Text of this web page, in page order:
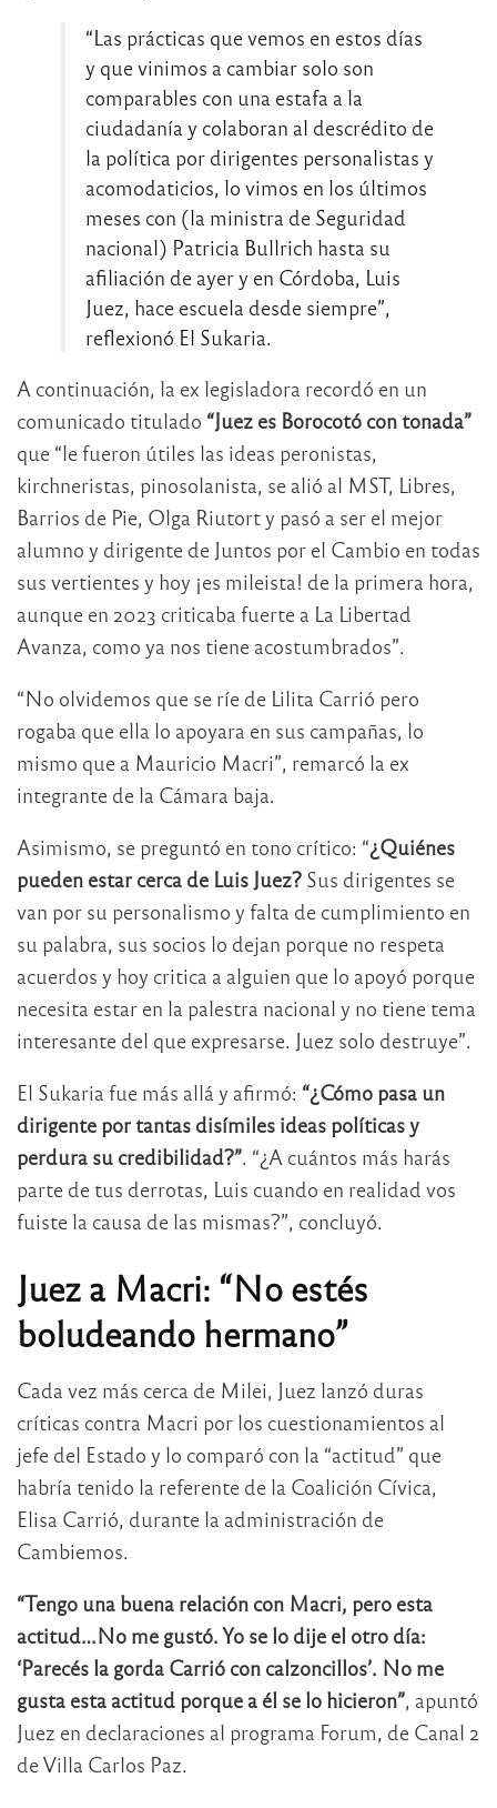
“Las prácticas que vemos en estos días
y que vinimos a cambiar solo son
comparables con una estafa a la
ciudadanía y colaboran al descrédito de
la política por dirigentes personalistas y
acomodaticios, lo vimos en los últimos
meses con (la ministra de Seguridad
nacional) Patricia Bullrich hasta su
afiliación de ayer y en Córdoba, Luis
Juez, hace escuela desde siempre”,
reflexionó El Sukaria.
A continuación, la ex legisladora recordó en un
comunicado titulado “Juez es Borocotó con tonada”
que “le fueron útiles las ideas peronistas,
kirchneristas, pinosolanista, se alió al MST, Libres,
Barrios de Pie, Olga Riutort y pasó a ser el mejor
alumno y dirigente de Juntos por el Cambio en todas
sus vertientes y hoy ¡es mileista! de la primera hora,
aunque en 2023 criticaba fuerte a La Libertad
Avanza, como ya nos tiene acostumbrados”.
“No olvidemos que se ríe de Lilita Carrió pero
rogaba que ella lo apoyara en sus campañas, lo
mismo que a Mauricio Macri”, remarcó la ex
integrante de la Cámara baja.
Asimismo, se preguntó en tono crítico: “¿Quiénes
pueden estar cerca de Luis Juez? Sus dirigentes se
van por su personalismo y falta de cumplimiento en
su palabra, sus socios lo dejan porque no respeta
acuerdos y hoy critica a alguien que lo apoyó porque
necesita estar en la palestra nacional y no tiene tema
interesante del que expresarse. Juez solo destruye”.
El Sukaria fue más allá y afirmó: “¿Cómo pasa un
dirigente por tantas disímiles ideas políticas y
perdura su credibilidad?”. “¿A cuántos más harás
parte de tus derrotas, Luis cuando en realidad vos
fuiste la causa de las mismas?”, concluyó.
Juez a Macri: “No estés
boludeando hermano”
Cada vez más cerca de Milei, Juez lanzó duras
críticas contra Macri por los cuestionamientos al
jefe del Estado y lo comparó con la “actitud” que
habría tenido la referente de la Coalición Cívica,
Elisa Carrió, durante la administración de
Cambiemos.
“Tengo una buena relación con Macri, pero esta
actitud…No me gustó. Yo se lo dije el otro día:
‘Parecés la gorda Carrió con calzoncillos’. No me
gusta esta actitud porque a él se lo hicieron”, apuntó
Juez en declaraciones al programa Forum, de Canal 2
de Villa Carlos Paz.